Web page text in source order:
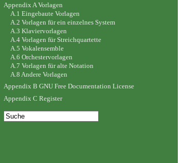
Appendix A Vorlagen
A.1 Eingebaute Vorlagen
A.2 Vorlagen für ein einzelnes System
A.3 Klaviervorlagen
A.4 Vorlagen für Streichquartette
A.5 Vokalensemble
A.6 Orchestervorlagen
A.7 Vorlagen für alte Notation
A.8 Andere Vorlagen
Appendix B GNU Free Documentation License
Appendix C Register